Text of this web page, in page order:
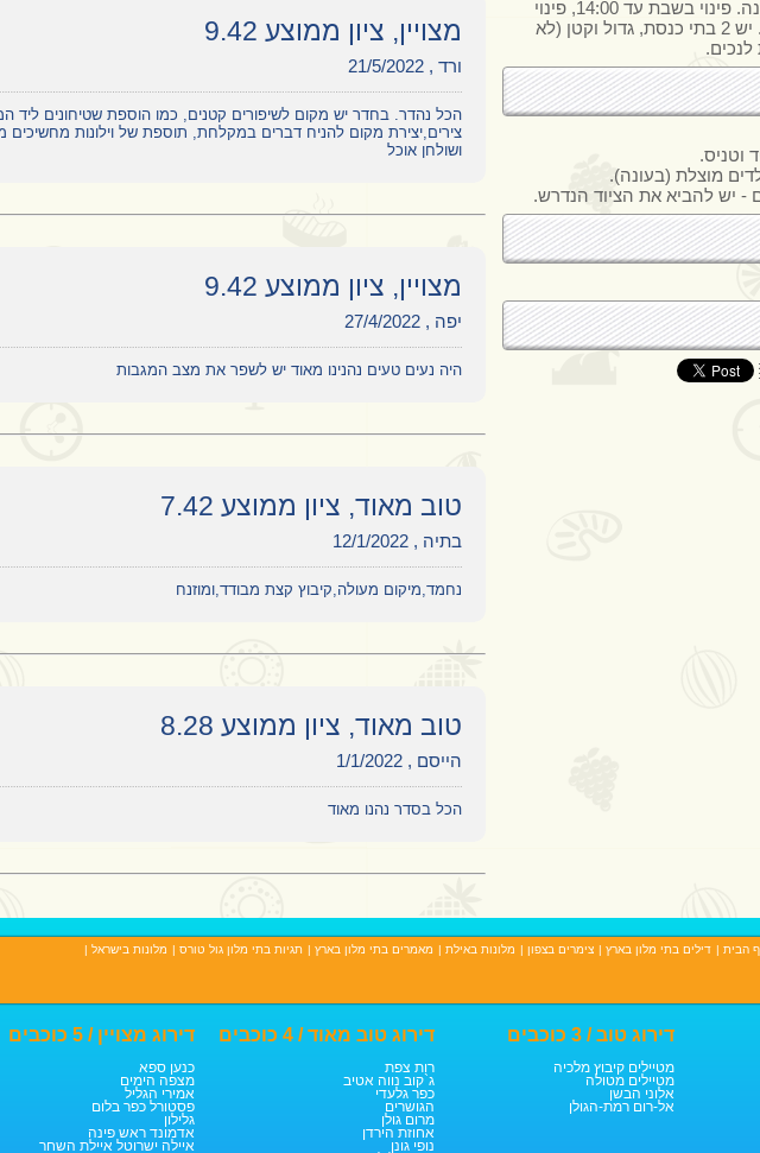
מצויין, ציון ממוצע 9.42
ורד , 21/5/2022
הכל נהדר. בחדר יש מקום לשיפורים קטנים, כמו הוספת שטיחונים ליד
צירים,יצירת מקום להניח דברים במקלחת, תוספת של וילונות מחשיכים
ושולחן אוכל
מצויין, ציון ממוצע 9.42
יפה , 27/4/2022
היה נעים טעים נהנינו מאוד יש לשפר את מצב המגבות
טוב מאוד, ציון ממוצע 7.42
בתיה , 12/1/2022
נחמד,מיקום מעולה,קיבוץ קצת מבודד,ומוזנח
טוב מאוד, ציון ממוצע 8.28
הייסם , 1/1/2022
הכל בסדר נהנו מאוד
עם כשרות בהשגחת הרבנות קריית שמונה. פינוי בשבת עד 14:00, פינוי
מאוחר בהתאם לתפוסה ובקבלת אישור. יש 2 בתי כנסת, גדול וקטן (לא
וטניס.
מוצלת (בעונה).
- יש להביא את הציוד הנדרש.
הבית | דילים בתי מלון בארץ | צימרים בצפון | מלונות באילת | מאמרים בתי מלון בארץ | תגיות בתי מלון גול טורס | מלונות בישראל |
דירוג טוב / 3 כוכבים
מטיילים קיבוץ מלכיה
מטיילים מטולה
אלוני הבשן
אל-רום רמת-הגולן
דירוג טוב מאוד / 4 כוכבים
רות צפת
ג`קוב נווה אטיב
כפר גלעדי
הגושרים
מרום גולן
אחוזת הירדן
נופי גונן
דירוג מצויין / 5 כוכבים
כנען ספא
מצפה הימים
אמירי הגליל
פסטורל כפר בלום
גלילון
אדמונד ראש פינה
איילה ישרוטל איילת השחר